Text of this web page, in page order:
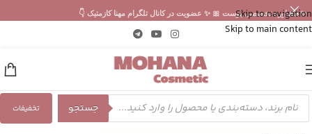
Skip to navigation
Skip to main content
✨ مشاوره تخصصی پوست 🎀 ✨ عضویت در کانال تلگرام مهنا کازمتیک 👇
جستجو تخفیفات